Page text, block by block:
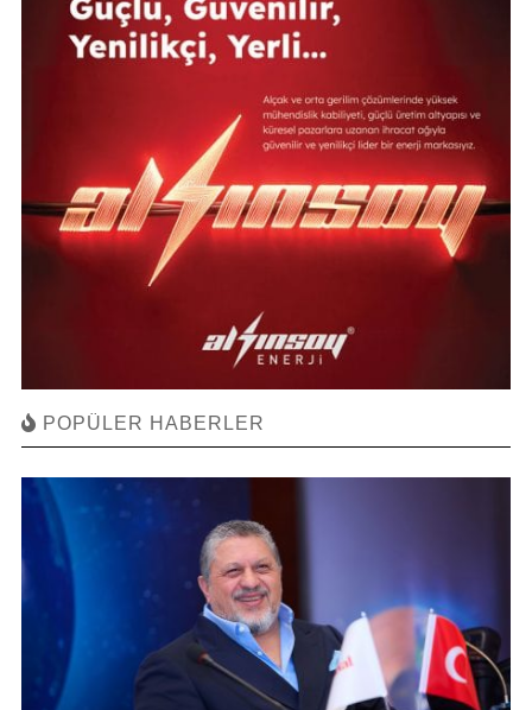
POPÜLER HABERLER